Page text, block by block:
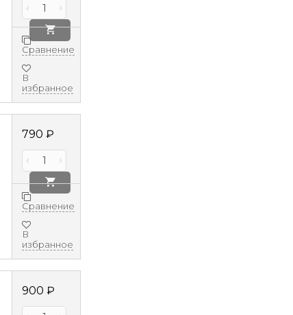
Сравнение
В
избранное
790 ₽
Сравнение
В
избранное
900 ₽